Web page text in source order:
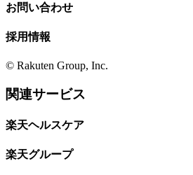
お問い合わせ
採用情報
© Rakuten Group, Inc.
関連サービス
楽天ヘルスケア
楽天グループ